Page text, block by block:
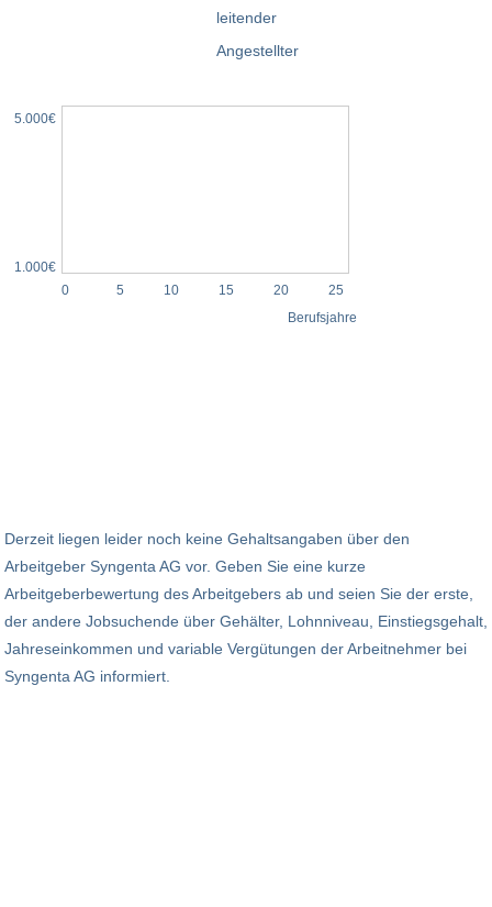
5.000€
1.000€
0
5 10 15 20 25
Berufsjahre
Derzeit liegen leider noch keine Gehaltsangaben über den
Arbeitgeber Syngenta AG vor. Geben Sie eine kurze
Arbeitgeberbewertung des Arbeitgebers ab und seien Sie der erste,
der andere Jobsuchende über Gehälter, Lohnniveau, Einstiegsgehalt,
Jahreseinkommen und variable Vergütungen der Arbeitnehmer bei
Syngenta AG informiert.